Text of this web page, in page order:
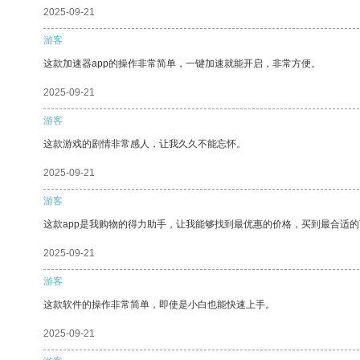
2025-09-21
游客
这款加速器app的操作非常简单，一键加速就能开启，非常方便。
2025-09-21
游客
这款游戏的剧情非常感人，让我久久不能忘怀。
2025-09-21
游客
这款app是我购物的得力助手，让我能够找到最优惠的价格，买到最合适
2025-09-21
游客
这款软件的操作非常简单，即使是小白也能快速上手。
2025-09-21